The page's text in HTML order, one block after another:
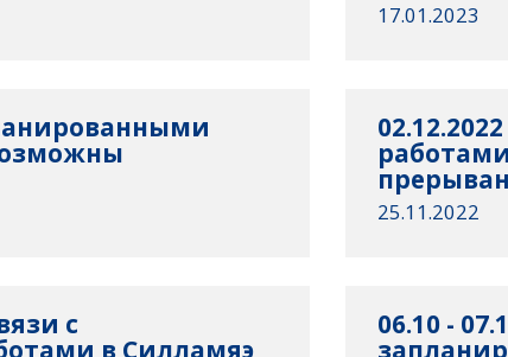
17.01.2023
25.11.2022
с
в Силламяэ
06.10 -